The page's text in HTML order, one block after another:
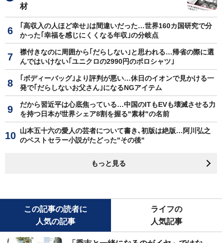
材
｢高収入の人ほど幸せ｣は間違いだった…世界160カ国研究で分
かった｢幸福を感じにくくなる年収｣の分岐点
襟付きなのに周囲から｢だらしない｣と思われる…帰省の際に選
んではいけない｢ユニクロの2990円のポロシャツ｣
｢ボディーバッグ｣より評判が悪い…休日のイオンで見かける一
発で｢だらしないお父さん｣になるNGアイテム
だから習近平は心底焦っている…中国のITもEVも壊滅させる力
を持つ日本が世界シェア8割を握る"素材"の名前
山本五十六の愛人の芸者について書き､初版は絶版…阿川弘之
のベストセラー小説がたどった"その後"
もっと見る
この記事の読者に
人気の記事
ライフの
人気記事